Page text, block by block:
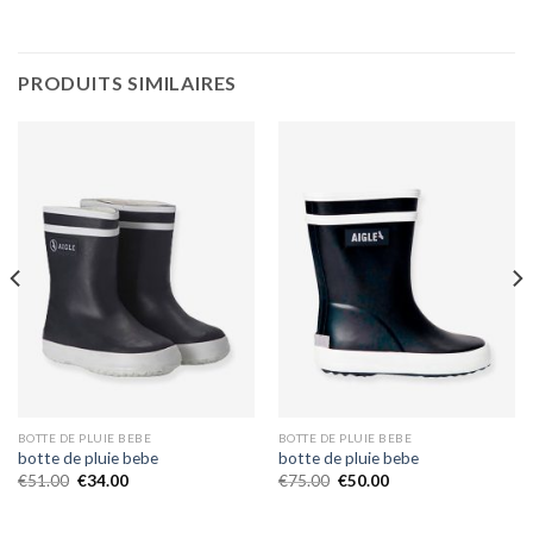
PRODUITS SIMILAIRES
BOTTE DE PLUIE BEBE
botte de pluie bebe
€51.00 €34.00
BOTTE DE PLUIE BEBE
botte de pluie bebe
€75.00 €50.00